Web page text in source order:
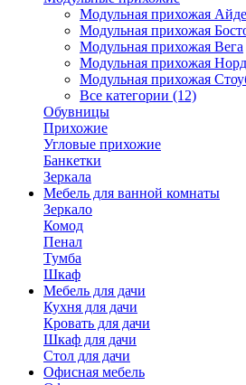
Модульная прихожая
Модульная прихожая
Модульная прихожая Вега
Модульная прихожая Норд
Модульная прихожая
Все категории (12)
Обувницы
Прихожие
Угловые прихожие
Банкетки
Зеркала
Мебель для ванной комнаты
Зеркало
Комод
Пенал
Тумба
Шкаф
Мебель для дачи
Кухня для дачи
Кровать для дачи
Шкаф для дачи
Стол для дачи
Офисная мебель